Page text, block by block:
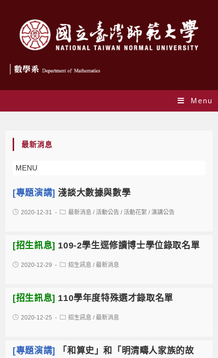
Menu
最新消息
MENU
[專題演講]淺談大數據與數學
2020-12-31 最新消息 / 活動公告 / 活動花絮 / 演講公告
[招生訊息] 109-2學生逕修讀博士學位錄取名單
2020-12-29 招生訊息 / 最新消息
[招生訊息] 110學年度特殊選才錄取名單
2020-12-25 招生訊息 / 最新消息
[專題演講]
「和算史」和「明清疇人家族的故